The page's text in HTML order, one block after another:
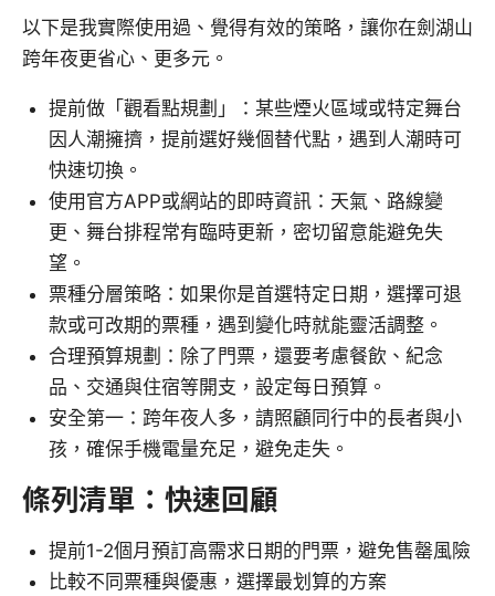
以下是我實際使用過、覺得有效的策略，讓你在劍湖山
跨年夜更省心、更多元。
提前做「觀看點規劃」：某些煙火區域或特定舞台
因人潮擁擠，提前選好幾個替代點，遇到人潮時可
快速切換。
使用官方APP或網站的即時資訊：天氣、路線變
更、舞台排程常有臨時更新，密切留意能避免失
望。
票種分層策略：如果你是首選特定日期，選擇可退
款或可改期的票種，遇到變化時就能靈活調整。
合理預算規劃：除了門票，還要考慮餐飲、紀念
品、交通與住宿等開支，設定每日預算。
安全第一：跨年夜人多，請照顧同行中的長者與小
孩，確保手機電量充足，避免走失。
條列清單：快速回顧
提前1-2個月預訂高需求日期的門票，避免售罄風險
比較不同票種與優惠，選擇最划算的方案